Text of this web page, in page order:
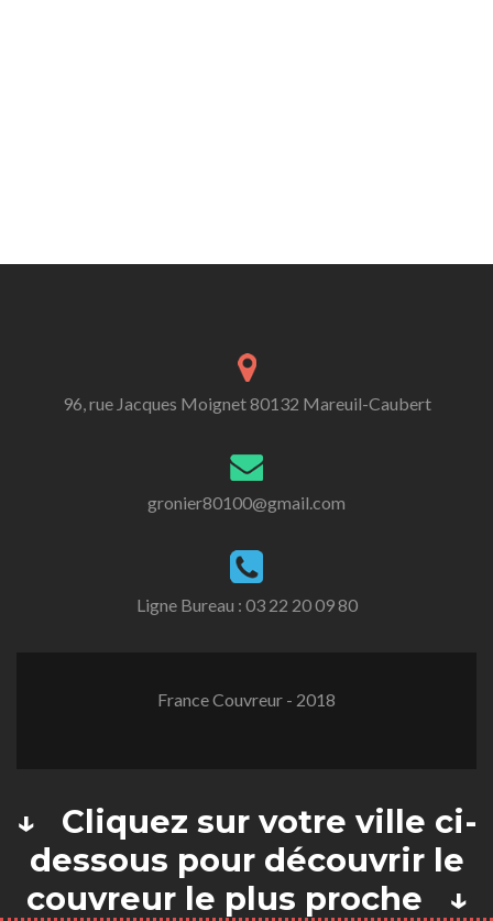
96, rue Jacques Moignet 80132 Mareuil-Caubert
gronier80100@gmail.com
Ligne Bureau : 03 22 20 09 80
France Couvreur - 2018
↓ Cliquez sur votre ville ci-
dessous pour découvrir le
couvreur le plus proche ↓